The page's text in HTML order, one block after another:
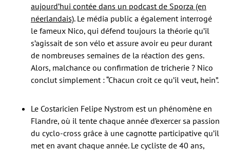
aujourd’hui contée dans un podcast de Sporza (en
néerlandais). Le média public a également interrogé
le fameux Nico, qui défend toujours la théorie qu’il
s’agissait de son vélo et assure avoir eu peur durant
de nombreuses semaines de la réaction des gens.
Alors, malchance ou confirmation de tricherie ? Nico
conclut simplement : “Chacun croit ce qu’il veut, hein”.
Le Costaricien Felipe Nystrom est un phénomène en
Flandre, où il tente chaque année d’exercer sa passion
du cyclo-cross grâce à une cagnotte participative qu’il
met en avant chaque année. Le cycliste de 40 ans,